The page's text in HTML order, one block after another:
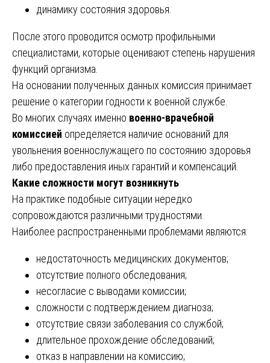
динамику состояния здоровья.
После этого проводится осмотр профильными
специалистами, которые оценивают степень нарушения
функций организма.
На основании полученных данных комиссия принимает
решение о категории годности к военной службе.
Во многих случаях именно военно-врачебной
комиссией определяется наличие оснований для
увольнения военнослужащего по состоянию здоровья
либо предоставления иных гарантий и компенсаций.
Какие сложности могут возникнуть
На практике подобные ситуации нередко
сопровождаются различными трудностями.
Наиболее распространенными проблемами являются:
недостаточность медицинских документов;
отсутствие полного обследования;
несогласие с выводами комиссии;
сложности с подтверждением диагноза;
отсутствие связи заболевания со службой;
длительное прохождение обследований;
отказ в направлении на комиссию;